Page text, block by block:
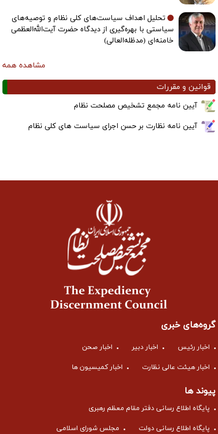
تحلیل اهداف سیاست‌های کلی نظام و توصیه‌های
سیاستی با بهره‌گیری از دیدگاه حضرت آیت‌الله‌العظمی
خامنه‌ای (مدظله‌العالی)
مشاهده همه
قوانین و مقررات
آیین نامه مجمع تشخیص مصلحت نظام
آیین نامه نظارت بر حسن اجرای سیاست های کلی نظام
گروه‌های خبری
اخبار رئیس اخبار دبیر اخبار صحن
اخبار هیئت عالی نظارت اخبار کمیسیون ها
پیوند ها
پایگاه اطلاع رسانی دفتر مقام معظم رهبری
پایگاه اطلاع رسانی دولت مجلس شورای اسلامی